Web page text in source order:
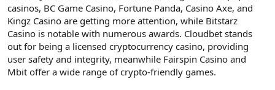
casinos, BC Game Casino, Fortune Panda, Casino Axe, and
Kingz Casino are getting more attention, while Bitstarz
Casino is notable with numerous awards. Cloudbet stands
out for being a licensed cryptocurrency casino, providing
user safety and integrity, meanwhile Fairspin Casino and
Mbit offer a wide range of crypto-friendly games.